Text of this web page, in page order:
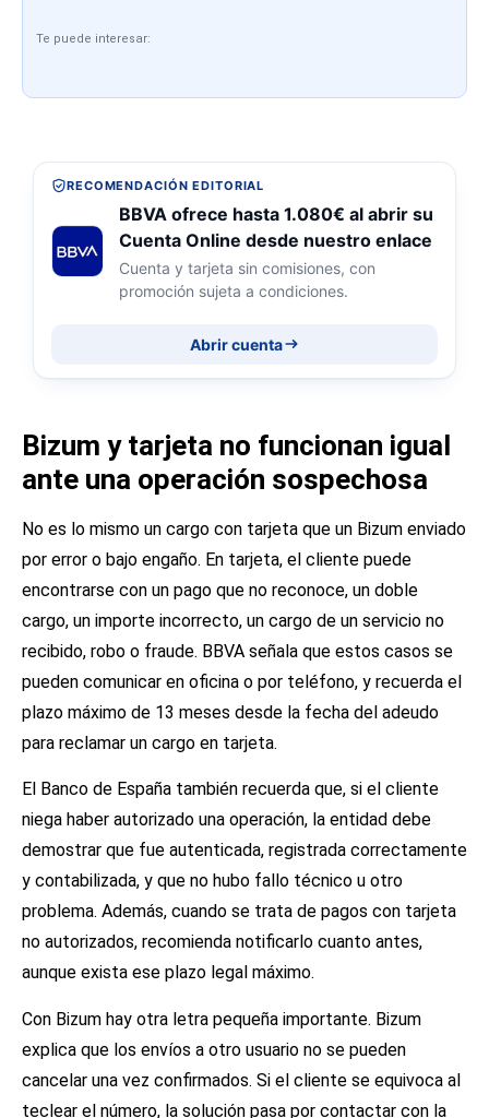
Te puede interesar:
RECOMENDACIÓN EDITORIAL
BBVA ofrece hasta 1.080€ al abrir su
Cuenta Online desde nuestro enlace
Cuenta y tarjeta sin comisiones, con
promoción sujeta a condiciones.
Abrir cuenta
Bizum y tarjeta no funcionan igual
ante una operación sospechosa
No es lo mismo un cargo con tarjeta que un Bizum enviado
por error o bajo engaño. En tarjeta, el cliente puede
encontrarse con un pago que no reconoce, un doble
cargo, un importe incorrecto, un cargo de un servicio no
recibido, robo o fraude. BBVA señala que estos casos se
pueden comunicar en oficina o por teléfono, y recuerda el
plazo máximo de 13 meses desde la fecha del adeudo
para reclamar un cargo en tarjeta.
El Banco de España también recuerda que, si el cliente
niega haber autorizado una operación, la entidad debe
demostrar que fue autenticada, registrada correctamente
y contabilizada, y que no hubo fallo técnico u otro
problema. Además, cuando se trata de pagos con tarjeta
no autorizados, recomienda notificarlo cuanto antes,
aunque exista ese plazo legal máximo.
Con Bizum hay otra letra pequeña importante. Bizum
explica que los envíos a otro usuario no se pueden
cancelar una vez confirmados. Si el cliente se equivoca al
teclear el número, la solución pasa por contactar con la